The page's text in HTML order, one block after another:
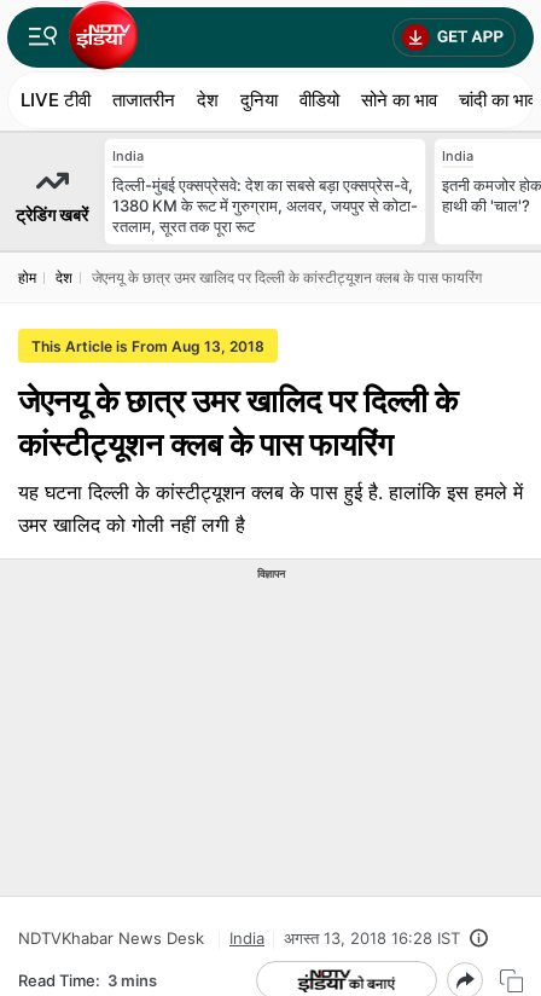
LIVE टीवी ताजातरीन देश दुनिया वीडियो सोने का भाव चांदी का भाव
ट्रेडिंग खबरें
India
दिल्ली-मुंबई एक्सप्रेसवे: देश का सबसे बड़ा एक्सप्रेस-वे,
1380 KM के रूट में गुरुग्राम, अलवर, जयपुर से कोटा-
रतलाम, सूरत तक पूरा रूट
India
इतनी कमजोर
हाथी की 'चाल'?
होम देश जेएनयू के छात्र उमर खालिद पर दिल्ली के कांस्टीट्यूशन क्लब के पास फायरिंग
This Article is From Aug 13, 2018
जेएनयू के छात्र उमर खालिद पर दिल्ली के
कांस्टीट्यूशन क्लब के पास फायरिंग
यह घटना दिल्ली के कांस्टीट्यूशन क्लब के पास हुई है. हालांकि इस हमले में
उमर खालिद को गोली नहीं लगी है
विज्ञापन
NDTVKhabar News Desk India अगस्त 13, 2018 16:28 IST
Read Time: 3 mins